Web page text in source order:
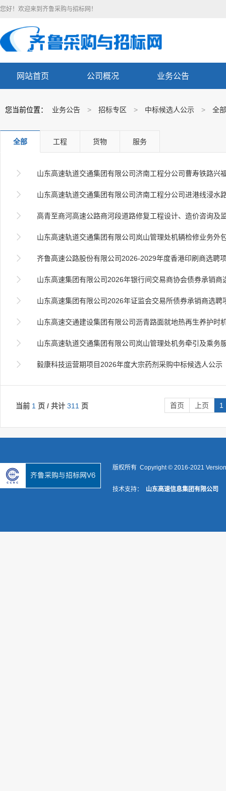
您好！欢迎来到齐鲁采购与招标网！
网站首页 公司概况 业务公告
您当前位置： 业务公告 > 招标专区 > 中标候选人公示 > 全部
全部 工程 货物 服务
 山东高速轨道交通集团有限公司济南工程分公司曹寿铁路兴福镇站南货场改造工程混凝土采购
 山东高速轨道交通集团有限公司济南工程分公司进港线浸水路基材料采购
 高青至商河高速公路商河段道路修复工程设计、造价咨询及监理服务
 山东高速轨道交通集团有限公司岚山管理处机辆检修业务外包服务项目
 齐鲁高速公路股份有限公司2026-2029年度香港印刷商选聘项目中
 山东高速集团有限公司2026年银行间交易商协会债券承销商选聘项目
 山东高速集团有限公司2026年证监会交易所债券承销商选聘项目
 山东高速交通建设集团有限公司沥青路面就地热再生养护时机与差异化设计技术体系研究课题技术
 山东高速轨道交通集团有限公司岚山管理处机务牵引及乘务服务外包项目（二次招标
 毅康科技运营期项目2026年度大宗药剂采购中标候选人公示
当前 1 页 / 共计 311 页 首页 上页 1
版权所有 Copyright © 2016-2021
技术支持： 山东高速信息集团有限公司